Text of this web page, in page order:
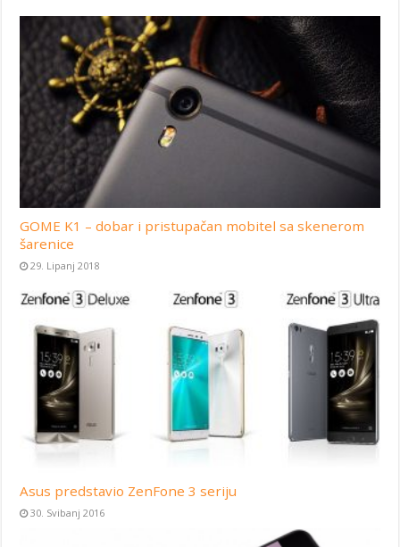
GOME K1 – dobar i pristupačan mobitel sa skenerom
šarenice
29. Lipanj 2018
Asus predstavio ZenFone 3 seriju
30. Svibanj 2016